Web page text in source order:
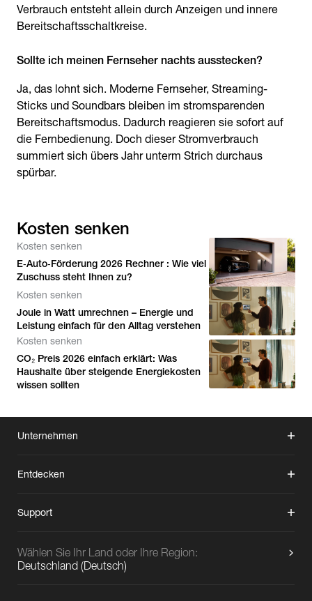
Verbrauch entsteht allein durch Anzeigen und innere
Bereitschaftsschaltkreise.
Sollte ich meinen Fernseher nachts ausstecken?
Ja, das lohnt sich. Moderne Fernseher, Streaming-
Sticks und Soundbars bleiben im stromsparenden
Bereitschaftsmodus. Dadurch reagieren sie sofort auf
die Fernbedienung. Doch dieser Stromverbrauch
summiert sich übers Jahr unterm Strich durchaus
spürbar.
Kosten senken
Kosten senken
E‑Auto‑Förderung 2026 Rechner : Wie viel
Zuschuss steht Ihnen zu?
Kosten senken
Joule in Watt umrechnen – Energie und
Leistung einfach für den Alltag verstehen
Kosten senken
CO₂ Preis 2026 einfach erklärt: Was
Haushalte über steigende Energiekosten
wissen sollten
Unternehmen
Entdecken
Support
Wählen Sie Ihr Land oder Ihre Region:
Deutschland (Deutsch)